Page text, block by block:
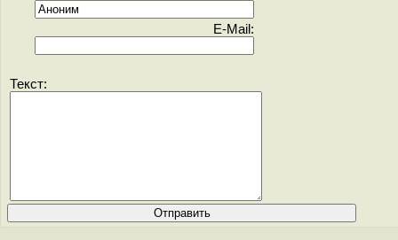
E-Mail:
Текст: